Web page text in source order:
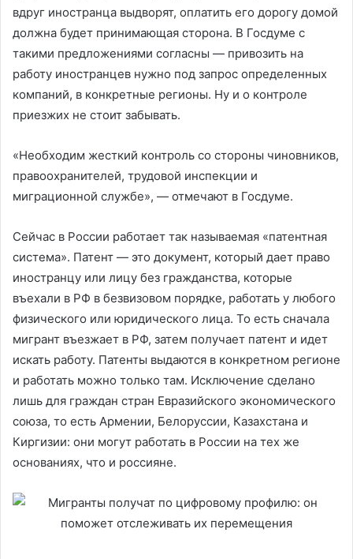
вдруг иностранца выдворят, оплатить его дорогу домой
должна будет принимающая сторона. В Госдуме с
такими предложениями согласны — привозить на
работу иностранцев нужно под запрос определенных
компаний, в конкретные регионы. Ну и о контроле
приезжих не стоит забывать.
«Необходим жесткий контроль со стороны чиновников,
правоохранителей, трудовой инспекции и
миграционной службе», — отмечают в Госдуме.
Сейчас в России работает так называемая «патентная
система». Патент — это документ, который дает право
иностранцу или лицу без гражданства, которые
въехали в РФ в безвизовом порядке, работать у любого
физического или юридического лица. То есть сначала
мигрант въезжает в РФ, затем получает патент и идет
искать работу. Патенты выдаются в конкретном регионе
и работать можно только там. Исключение сделано
лишь для граждан стран Евразийского экономического
союза, то есть Армении, Белоруссии, Казахстана и
Киргизии: они могут работать в России на тех же
основаниях, что и россияне.